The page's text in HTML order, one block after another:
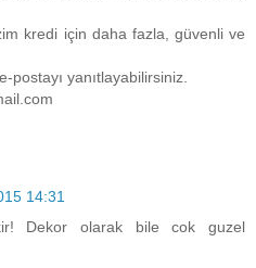
kredi için daha fazla, güvenli ve
postayı yanıtlayabilirsiniz.
14:31
Dekor olarak bile cok guzel